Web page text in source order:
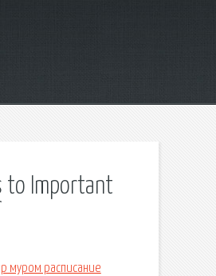
to Important
муром расписание